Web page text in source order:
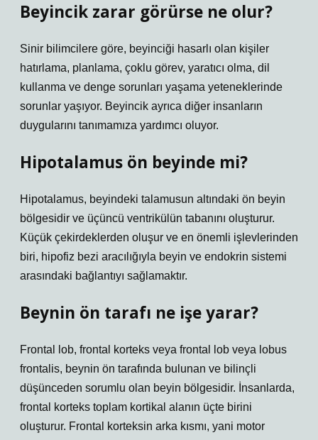
Beyincik zarar görürse ne olur?
Sinir bilimcilere göre, beyinciği hasarlı olan kişiler
hatırlama, planlama, çoklu görev, yaratıcı olma, dil
kullanma ve denge sorunları yaşama yeteneklerinde
sorunlar yaşıyor. Beyincik ayrıca diğer insanların
duygularını tanımamıza yardımcı oluyor.
Hipotalamus ön beyinde mi?
Hipotalamus, beyindeki talamusun altındaki ön beyin
bölgesidir ve üçüncü ventrikülün tabanını oluşturur.
Küçük çekirdeklerden oluşur ve en önemli işlevlerinden
biri, hipofiz bezi aracılığıyla beyin ve endokrin sistemi
arasındaki bağlantıyı sağlamaktır.
Beynin ön tarafı ne işe yarar?
Frontal lob, frontal korteks veya frontal lob veya lobus
frontalis, beynin ön tarafında bulunan ve bilinçli
düşünceden sorumlu olan beyin bölgesidir. İnsanlarda,
frontal korteks toplam kortikal alanın üçte birini
oluşturur. Frontal korteksin arka kısmı, yani motor